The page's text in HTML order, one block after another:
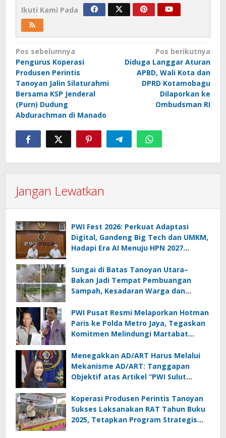
Ikuti Kami Pada
Navigasi
pos
Pos sebelumnya
Pengurus Koperasi
Produsen Perintis
Tanoyan Jalin Silaturahmi
Bersama KSP Jenderal
(Purn) Dudung
Abdurachman di Manado
Pos berikutnya
Diduga Langgar Aturan
APBD, Wali Kota dan
DPRD Kotamobagu
Dilaporkan ke
Ombudsman RI
Jangan Lewatkan
PWI Fest 2026: Perkuat Adaptasi
Digital, Gandeng Big Tech dan UMKM,
Hadapi Era AI Menuju HPN 2027
Sungai di Batas Tanoyan Utara–
Bakan Jadi Tempat Pembuangan
Sampah, Kesadaran Warga dan
PWI Pusat Resmi Melaporkan Hotman
Paris ke Polda Metro Jaya, Tegaskan
Komitmen Melindungi Martabat
Menegakkan AD/ART Harus Melalui
Mekanisme AD/ART: Tanggapan
Objektif atas Artikel “PWI Sulut
Melanggar Aturan”
Koperasi Produsen Perintis Tanoyan
Sukses Laksanakan RAT Tahun Buku
2025, Tetapkan Program Strategis